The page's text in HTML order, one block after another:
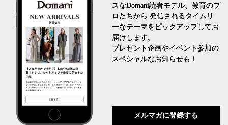
スなDomani読者モデル、教育のプ
ロたちから 発信されるタイムリ
ーなテーマをピックアップしてお
届けします。
プレゼント企画やイベント参加の
スペシャルなお知らせも！
メルマガに登録する